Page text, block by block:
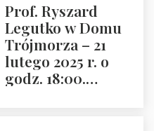
Prof. Ryszard
Legutko w Domu
Trójmorza – 21
lutego 2025 r. o
godz. 18:00.